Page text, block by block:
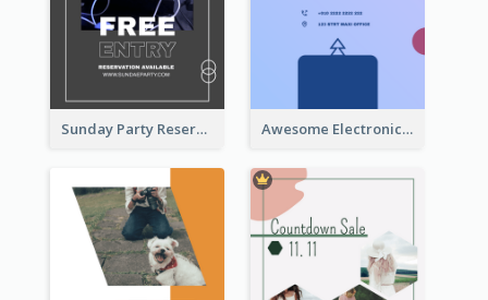
Sunday Party Reservation Instagram Story Awesome Electronics Sale Instagram Story